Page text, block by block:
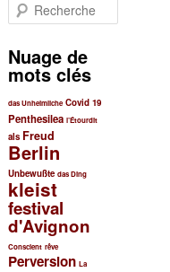
e
h
e
c
h
e
Nuage de
mots clés
das Unheimliche Covid 19
Penthesilea l’Étourdit
als Freud
Berlin
Unbewußte das Ding
kleist
festival
d'Avignon
Conscient rêve
Perversion La